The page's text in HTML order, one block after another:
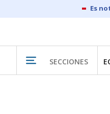
SECCIONES